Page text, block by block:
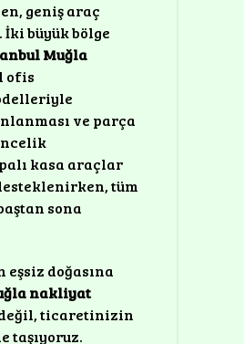
geniş araç
büyük bölge
Muğla
ofis
ve parça
kasa araçlar
tüm
sona
doğasına
nakliyat
ticaretinizin